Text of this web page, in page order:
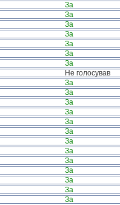
За
За
За
За
За
За
За
Не голосував
За
За
За
За
За
За
За
За
За
За
За
За
За